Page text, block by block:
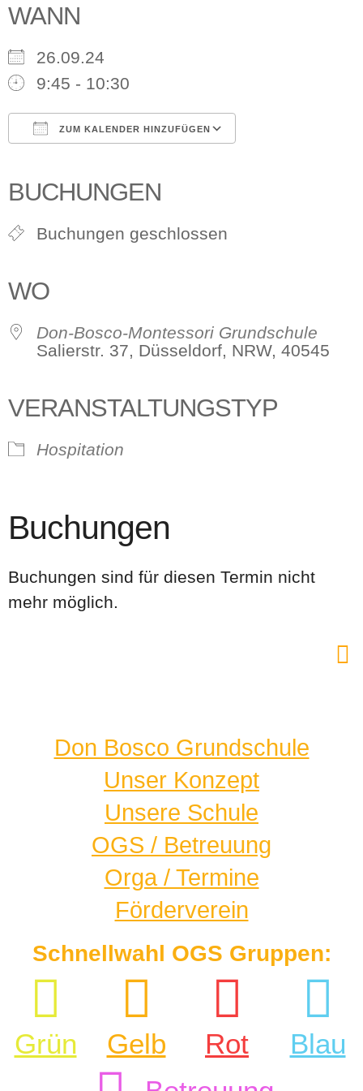
WANN
26.09.24
9:45 - 10:30
ZUM KALENDER HINZUFÜGEN
BUCHUNGEN
Buchungen geschlossen
WO
Don-Bosco-Montessori Grundschule
Salierstr. 37, Düsseldorf, NRW, 40545
VERANSTALTUNGSTYP
Hospitation
Buchungen
Buchungen sind für diesen Termin nicht
mehr möglich.
Don Bosco Grundschule
Unser Konzept
Unsere Schule
OGS / Betreuung
Orga / Termine
Förderverein
Schnellwahl OGS Gruppen:
Grün Gelb Rot
Blau